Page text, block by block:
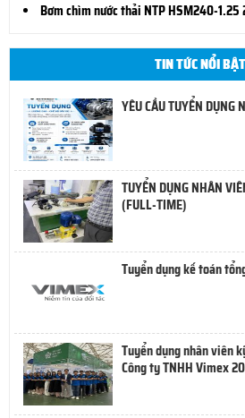
Bơm chìm nước thải NTP HSM240-1.25
TIN TỨC NỔI BẬT
YÊU CẦU TUYỂN DỤNG
TUYỂN DỤNG NHÂN
(FULL-TIME)
Tuyển dụng kế toán
Tuyển dụng nhân viên
Công ty TNHH Vimex